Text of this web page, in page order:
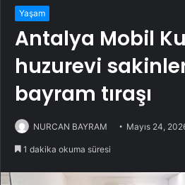
Yaşam
Antalya Mobil
huzurevi
bayram tıraşı
NURCAN BAYRAM Mayıs 24,
1 dakika okuma süresi